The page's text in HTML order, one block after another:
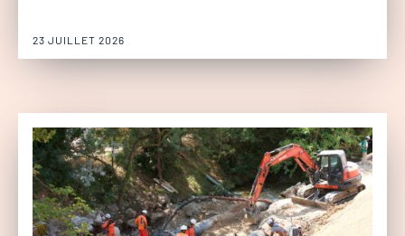
23 JUILLET 2026